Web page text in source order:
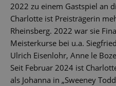
2022 zu einem Gastspiel an
Charlotte ist Preisträgerin
Rheinsberg. 2022 war sie
Meisterkurse bei u.a.
Ulrich Eisenlohr, Anne le
Seit Februar 2024 ist
als Johanna in „Sweeney